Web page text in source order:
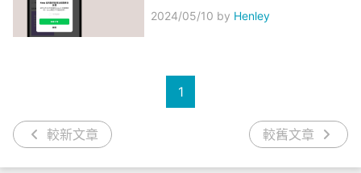
2024/05/10 by Henley
較新文章
1
較舊文章